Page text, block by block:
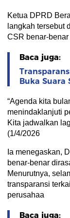
Ketua DPRD
langkah tersebut
CSR benar-
Baca juga:
Buka Suara
“Agenda kita
menindaklanjuti
Kita jadwalkan
(1/4/2026
Ia menegaskan,
benar-benar
Menurutnya,
transparansi
perusahaa
Baca juga: